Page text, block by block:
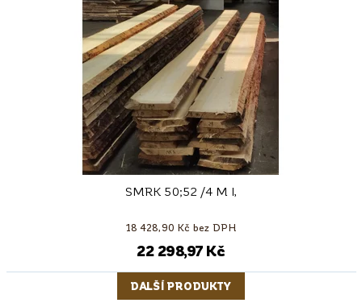
SMRK 50;52 /4 M I,
18 428,90 Kč bez DPH
22 298,97 Kč
DALŠÍ PRODUKTY